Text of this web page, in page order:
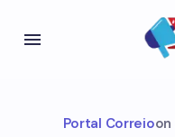
Portal Correioon